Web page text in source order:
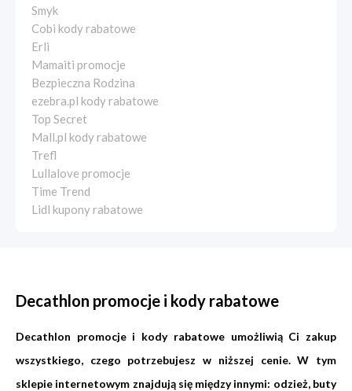
Smyk
Cobi kody rabatowe
Erli
Mamaiti promocje
Bezpieczna Rodzina
ezebra.pl kody rabatowe
Top Secret
Mall.pl kody rabatowe
Trefl
Lullalove promocje
Time Trend
Lidl kupony rabatowe
Decathlon promocje i kody rabatowe
Decathlon promocje i kody rabatowe umożliwią Ci zakup
wszystkiego, czego potrzebujesz w niższej cenie. W tym
sklepie internetowym znajdują się między innymi: odzież, buty